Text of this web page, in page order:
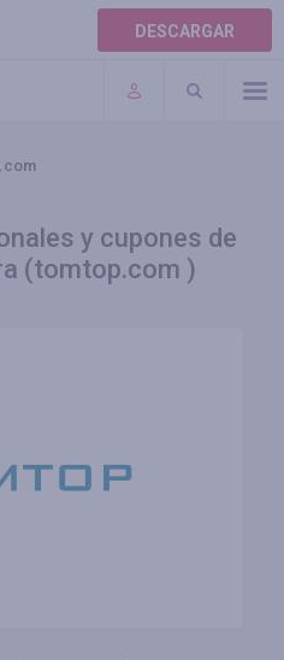
DESCARGAR
y cupones de
(tomtop.com )